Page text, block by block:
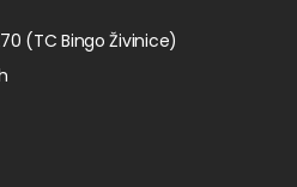
(TC Bingo Živinice)